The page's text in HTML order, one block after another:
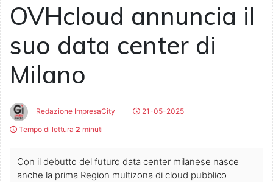
OVHcloud annuncia il
suo data center di
Milano
Redazione ImpresaCity
21-05-2025
Tempo di lettura 2 minuti
Con il debutto del futuro data center milanese nasce
anche la prima Region multizona di cloud pubblico